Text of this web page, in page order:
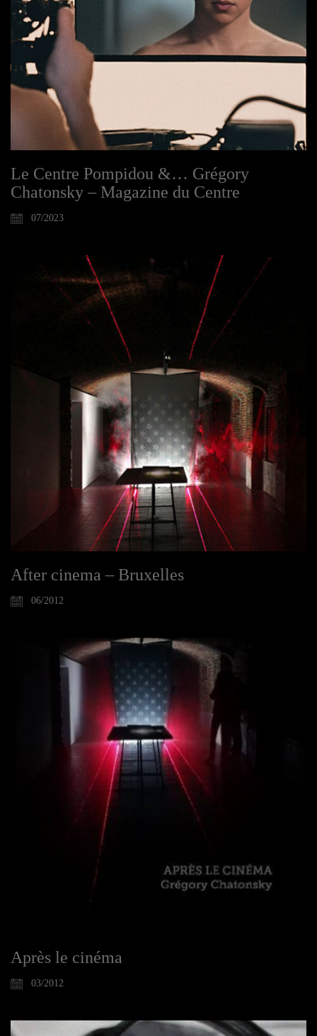
Le Centre Pompidou &… Grégory
Chatonsky – Magazine du Centre
07/2023
After cinema – Bruxelles
06/2012
Après le cinéma
03/2012